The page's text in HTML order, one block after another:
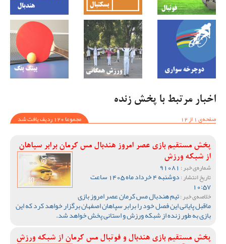
اخبار مرتبط با پخش زنده
صفحه‌ی 1 از 12
مجموعا 120 ردیف یافت شد
پخش مستقیم بازی عصر امروز هندبال مس کرمان برابر سپاهان
از شبکه ورزش
شماره‌ی خبر :
تاریخ انتشار : دوشنبه 4 خرداد ماه 1405 ساعت
10:57
خلاصه‌ی خبر :تیم هندبال مس کرمان عصر امروز بازی
ماقبل پایانی این فصل خود را برابر سپاهان اصفهان برگزار خواهد کرد که این
بازی به طور زنده از شبکه ورزش و استانی پخش خواهد شد.
پخش مستقیم بازی هندبال و فوتبال مس کرمان از شبکه ورزش